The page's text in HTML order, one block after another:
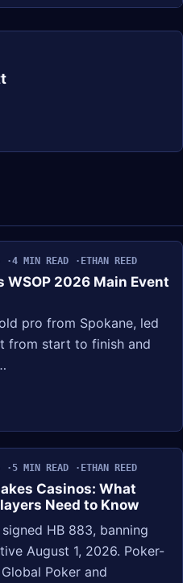
4 MIN READ ETHAN REED
WSOP 2026 Main Event
pro from Spokane, led
from start to finish and
5 MIN READ ETHAN REED
Casinos: What
Need to Know
HB 883, banning
August 1, 2026. Poker-
Poker and